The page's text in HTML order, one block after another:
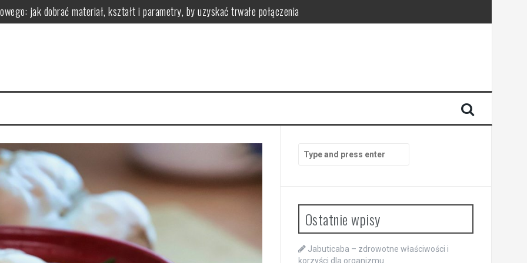
jak dobrać materiał, kształt i parametry, by uzyskać trwałe połączenia
i przeciwwskazania
leczy i jak wygląda leczenie aparatami
dla organizmu
for:
Ostatnie wpisy
Jabuticaba – zdrowotne właściwości i
korzyści dla organizmu